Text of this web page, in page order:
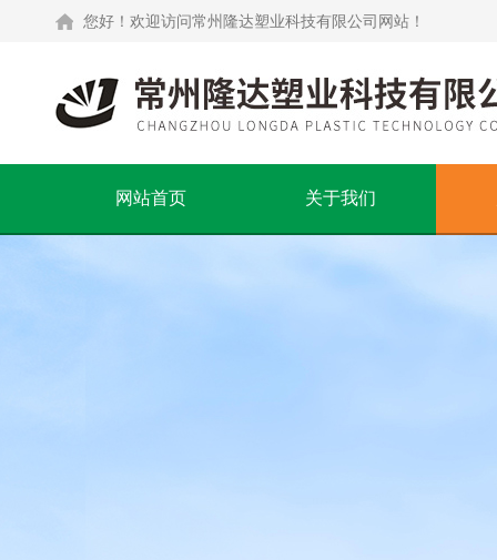
您好！欢迎访问常州隆达塑业科技有限公司网站！
网站首页 关于我们